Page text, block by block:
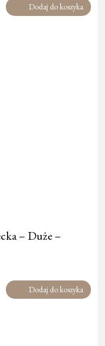
Dodaj do koszyka
– Duże –
Dodaj do koszyka